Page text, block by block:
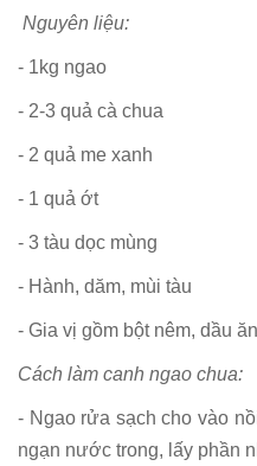
Nguyên liệu:
- 1kg ngao
- 2-3 quả cà chua
- 2 quả me xanh
- 1 quả ớt
- 3 tàu dọc mùng
- Hành, dăm, mùi tàu
- Gia vị gồm bột nêm, dầu
Cách làm canh ngao chua:
- Ngao rửa sạch cho vào
ngạn nước trong, lấy phần